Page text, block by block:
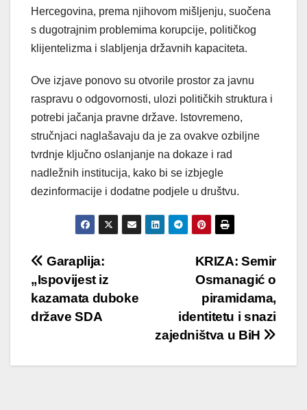
Hercegovina, prema njihovom mišljenju, suočena
s dugotrajnim problemima korupcije, političkog
klijentelizma i slabljenja državnih kapaciteta.
Ove izjave ponovo su otvorile prostor za javnu
raspravu o odgovornosti, ulozi političkih struktura i
potrebi jačanja pravne države. Istovremeno,
stručnjaci naglašavaju da je za ovakve ozbiljne
tvrdnje ključno oslanjanje na dokaze i rad
nadležnih institucija, kako bi se izbjegle
dezinformacije i dodatne podjele u društvu.
Post
navigation
KRIZA: Semir
Osmanagić o
piramidama,
identitetu i snazi
zajedništva u BiH
Garaplija:
„Ispovijest iz
kazamata duboke
države SDA